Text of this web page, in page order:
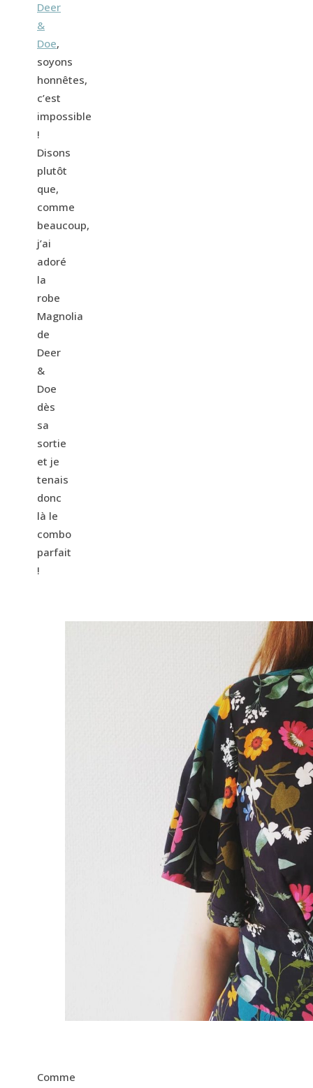
Deer
&
Doe,
soyons
honnêtes,
c’est
impossible
!
Disons
plutôt
que,
comme
beaucoup,
j’ai
adoré
la
robe
Magnolia
de
Deer
&
Doe
dès
sa
sortie
et je
tenais
donc
là le
combo
parfait
!
Comme